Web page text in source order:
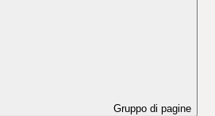
Gruppo di pagine